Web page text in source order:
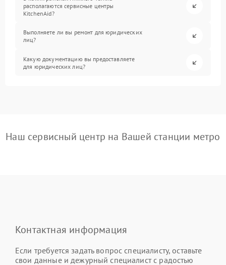
располагаются сервисные центры
KitchenAid?
Выполняете ли вы ремонт для юридических
лиц?
Какую документацию вы предоставляете
для юридических лиц?
Наш сервисный центр на Вашей станции метро
Контактная информация
Если требуется задать вопрос специалисту, оставьте
свои данные и дежурный специалист с радостью